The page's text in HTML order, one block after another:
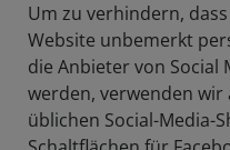
Um zu verhindern,
Website unbemerkt
die Anbieter von Social
werden, verwenden
üblichen Social-Media-